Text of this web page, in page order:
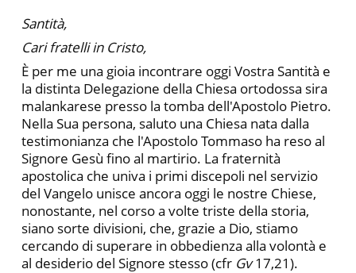
Santità,
Cari fratelli in Cristo,
È per me una gioia incontrare oggi Vostra Santità e
la distinta Delegazione della Chiesa ortodossa sira
malankarese presso la tomba dell'Apostolo Pietro.
Nella Sua persona, saluto una Chiesa nata dalla
testimonianza che l'Apostolo Tommaso ha reso al
Signore Gesù fino al martirio. La fraternità
apostolica che univa i primi discepoli nel servizio
del Vangelo unisce ancora oggi le nostre Chiese,
nonostante, nel corso a volte triste della storia,
siano sorte divisioni, che, grazie a Dio, stiamo
cercando di superare in obbedienza alla volontà e
al desiderio del Signore stesso (cfr Gv17,21).